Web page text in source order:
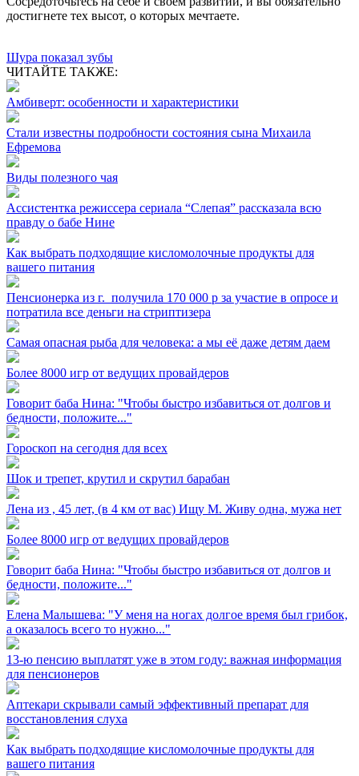
достигнете тех высот, о которых мечтаете.
Шура показал зубы
ЧИТАЙТЕ ТАКЖЕ:
Амбиверт: особенности и характеристики
Стали известны подробности состояния сына Михаила
Ефремова
Виды полезного чая
Ассистентка режиссера сериала “Слепая” рассказала всю
правду о бабе Нине
Как выбрать подходящие кисломолочные продукты для
вашего питания
Пенсионерка из г. ⁣ получила 170 000 р за участие в опросе и
потратила все деньги на стриптизера
Самая опасная рыба для человека: а мы её даже детям даем
Более 8000 игр от ведущих провайдеров
Говорит баба Нина: "Чтобы быстро избавиться от долгов и
бедности, положите..."
Гороскоп на сегодня для всех
Шок и трепет, крутил и скрутил барабан
Лена из ⁣, 45 лет, (в 4 км от вас) Ищу М. Живу одна, мужа нет
Более 8000 игр от ведущих провайдеров
Говорит баба Нина: "Чтобы быстро избавиться от долгов и
бедности, положите..."
Елена Малышева: "У меня на ногах долгое время был грибок,
а оказалось всего то нужно..."
13-ю пенсию выплатят уже в этом году: важная информация
для пенсионеров
Аптекари скрывали самый эффективный препарат для
восстановления слуха
Как выбрать подходящие кисломолочные продукты для
вашего питания